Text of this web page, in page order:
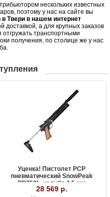
нескольких известных
поэтому у нас на сайте вы
Твери в нашем интернет
доставкой, а для крупных заказов
транспортными
получения, по столице же у нас
Уценка! Пистолет PCP
пневматический SnowPeak
PP750L, калибр 4.5 мм
28 569 р.